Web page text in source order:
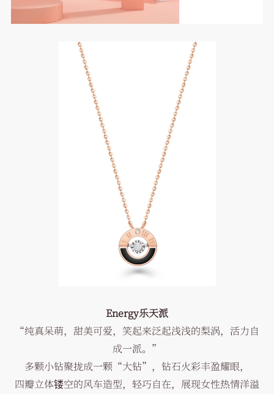
Energy乐天派
“纯真呆萌，甜美可爱，笑起来泛起浅浅的梨涡，活力自
成一派。”
多颗小钻聚拢成一颗“大钻”，钻石火彩丰盈耀眼，
四瓣立体镂空的风车造型，轻巧自在，展现女性热情洋溢